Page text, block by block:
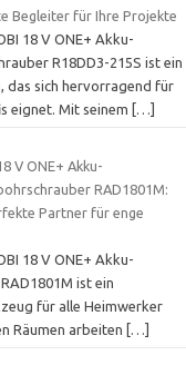
Begleiter für Ihre Projekte
18 V ONE+ Akku-
R18DD3-215S ist ein
das sich hervorragend für
eignet. Mit seinem
[…]
V ONE+ Akku-
RAD1801M:
Partner für enge
18 V ONE+ Akku-
ist ein
für alle Heimwerker
Räumen arbeiten
[…]